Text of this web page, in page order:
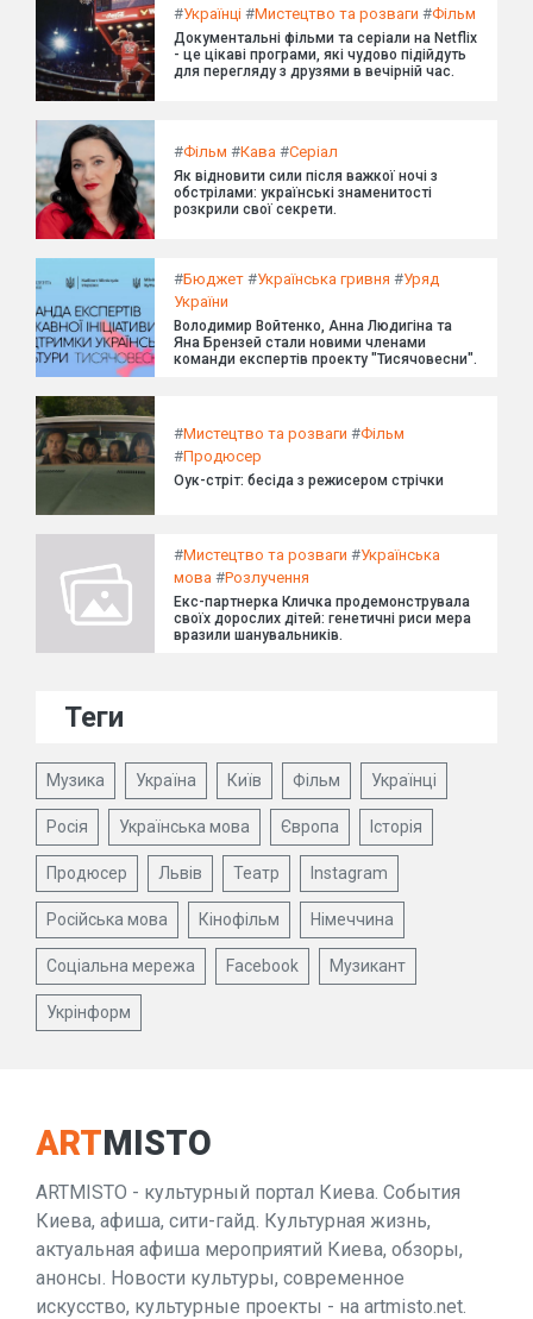
#Українці #Мистецтво та розваги #Фільм
Документальні фільми та серіали на Netflix
- це цікаві програми, які чудово підійдуть
для перегляду з друзями в вечірній час.
#Фільм #Кава #Серіал
Як відновити сили після важкої ночі з
обстрілами: українські знаменитості
розкрили свої секрети.
#Бюджет #Українська гривня #Уряд
України
Володимир Войтенко, Анна Людигіна та
Яна Брензей стали новими членами
команди експертів проекту "Тисячовесни".
#Мистецтво та розваги #Фільм
#Продюсер
Оук-стріт: бесіда з режисером стрічки
#Мистецтво та розваги #Українська
мова #Розлучення
Екс-партнерка Кличка продемонструвала
своїх дорослих дітей: генетичні риси мера
вразили шанувальників.
Теги
Музика Україна Київ Фільм Українці
Росія Українська мова Європа Історія
Продюсер Львів Театр Instagram
Російська мова Кінофільм Німеччина
Соціальна мережа Facebook Музикант
Укрінформ
ARTMISTO
ARTMISTO - культурный портал Киева. События
Киева, афиша, сити-гайд. Культурная жизнь,
актуальная афиша мероприятий Киева, обзоры,
анонсы. Новости культуры, современное
искусство, культурные проекты - на artmisto.net.